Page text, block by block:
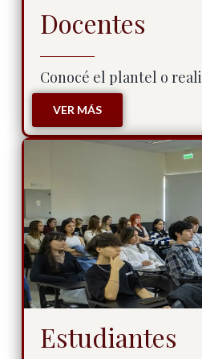
Docentes
Conocé el plantel o
VER MÁS
Estudiantes